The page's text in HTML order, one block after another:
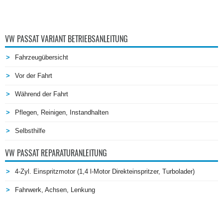
VW PASSAT VARIANT BETRIEBSANLEITUNG
Fahrzeugübersicht
Vor der Fahrt
Während der Fahrt
Pflegen, Reinigen, Instandhalten
Selbsthilfe
VW PASSAT REPARATURANLEITUNG
4-Zyl. Einspritzmotor (1,4 l-Motor Direkteinspritzer, Turbolader)
Fahrwerk, Achsen, Lenkung